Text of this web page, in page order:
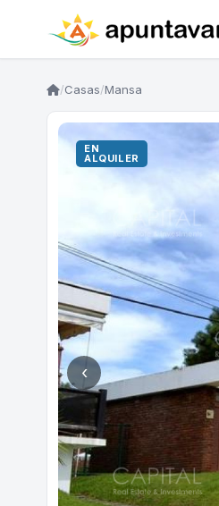
/Casas/Mansa
‹
EN
ALQUILER